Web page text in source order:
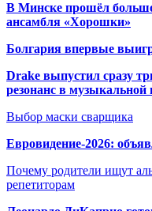
В Минске прошёл
ансамбля «Хорошки»
Болгария впервые
Drake выпустил сразу
резонанс в музыкальной
Выбор маски сварщика
Евровидение-2026:
Почему родители ищут
репетиторам